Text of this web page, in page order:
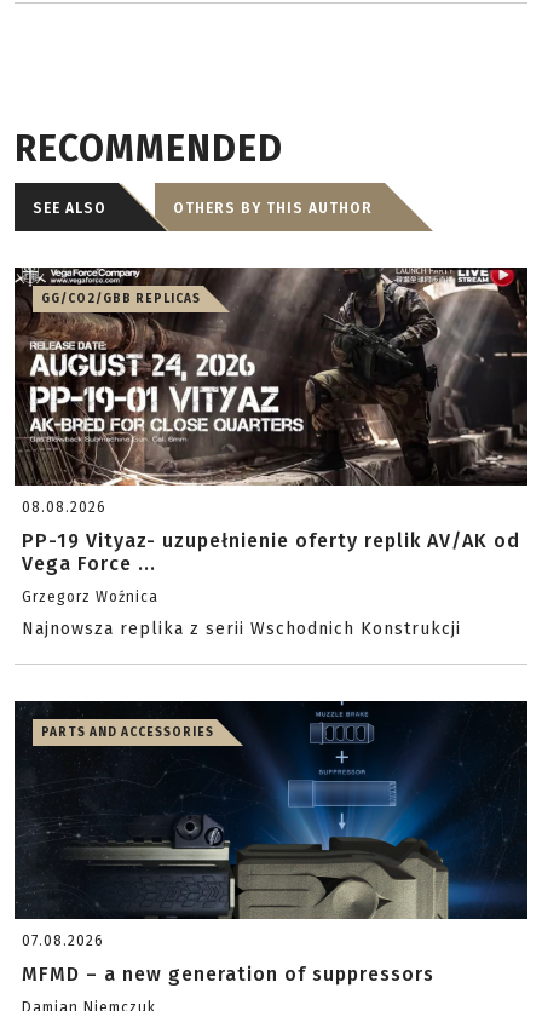
RECOMMENDED
SEE ALSO OTHERS BY THIS AUTHOR
GG/CO2/GBB REPLICAS
08.08.2026
PP-19 Vityaz- uzupełnienie oferty replik AV/AK od
Vega Force ...
Grzegorz Woźnica
Najnowsza replika z serii Wschodnich Konstrukcji
PARTS AND ACCESSORIES
07.08.2026
MFMD – a new generation of suppressors
Damian Niemczuk